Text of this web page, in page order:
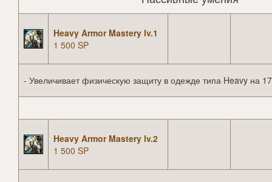
Heavy Armor Mastery lv.1
1 500 SP
- Увеличивает физическую защиту в одежде типа Heavy на
Heavy Armor Mastery lv.2
1 500 SP